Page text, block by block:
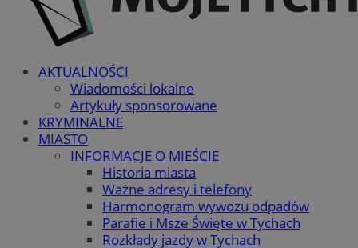
AKTUALNOŚCI
Wiadomości lokalne
Artykuły sponsorowane
KRYMINALNE
MIASTO
INFORMACJE O MIEŚCIE
Historia miasta
Ważne adresy i telefony
Harmonogram wywozu odpadów
Parafie i Msze Święte w Tychach
Rozkłady jazdy w Tychach